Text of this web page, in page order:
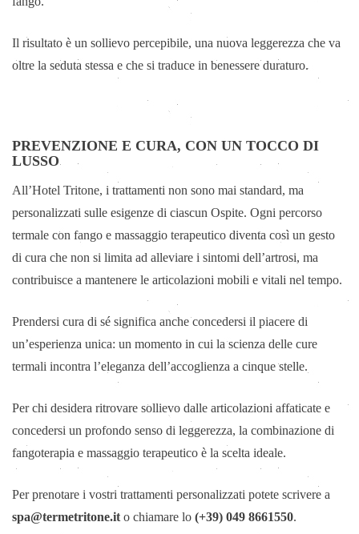
Il risultato è un sollievo percepibile, una nuova leggerezza che va
oltre la seduta stessa e che si traduce in benessere duraturo.
PREVENZIONE E CURA, CON UN TOCCO DI
LUSSO
All’Hotel Tritone, i trattamenti non sono mai standard, ma
personalizzati sulle esigenze di ciascun Ospite. Ogni percorso
termale con fango e massaggio terapeutico diventa così un gesto
di cura che non si limita ad alleviare i sintomi dell’artrosi, ma
contribuisce a mantenere le articolazioni mobili e vitali nel tempo.
Prendersi cura di sé significa anche concedersi il piacere di
un’esperienza unica: un momento in cui la scienza delle cure
termali incontra l’eleganza dell’accoglienza a cinque stelle.
Per chi desidera ritrovare sollievo dalle articolazioni affaticate e
concedersi un profondo senso di leggerezza, la combinazione di
fangoterapia e massaggio terapeutico è la scelta ideale.
Per prenotare i vostri trattamenti personalizzati potete scrivere a
spa@termetritone.it o chiamare lo (+39) 049 8661550.